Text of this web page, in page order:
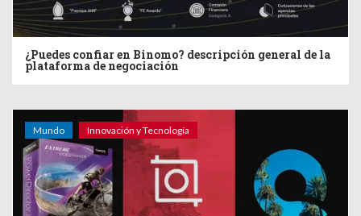
¿Puedes confiar en Binomo? descripción general de la
plataforma de negociación
Mundo Innovación y Tecnología